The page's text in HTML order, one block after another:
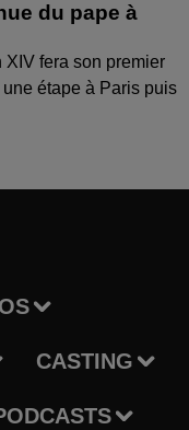
du pape à
XIV fera son premier
étape à Paris puis
CASTING